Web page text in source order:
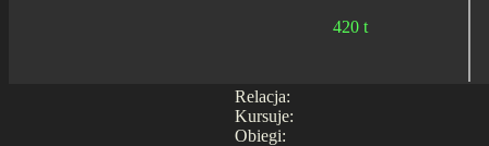
420 t
Relacja:
Kursuje:
Obiegi: